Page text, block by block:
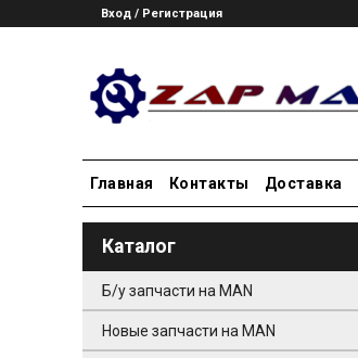
Вход / Регистрация
Главная Контакты Доставка
Каталог
Б/у запчасти на MAN
Новые запчасти на MAN